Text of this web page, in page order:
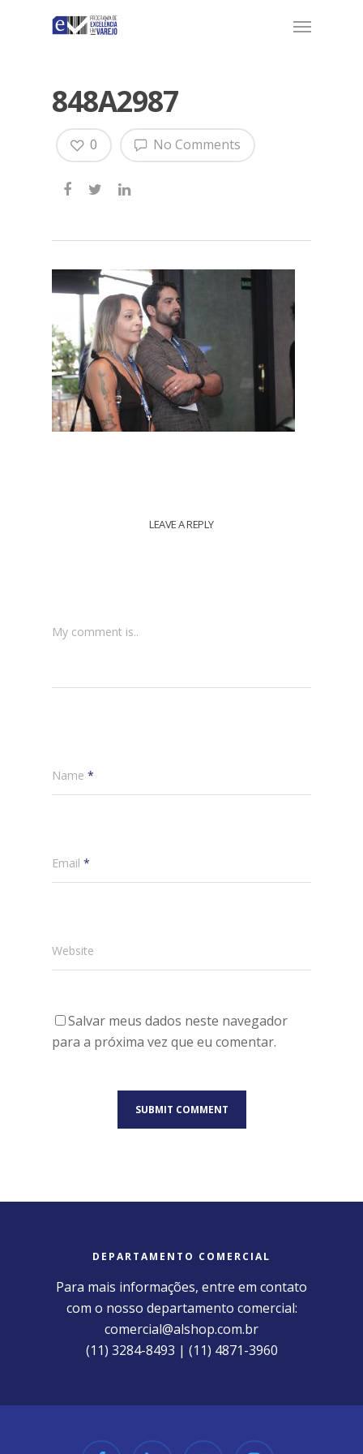
848A2987
No Comments
0
LEAVE A REPLY
My comment is..
Name *
Email *
Website
Salvar meus dados neste navegador
para a próxima vez que eu comentar.
DEPARTAMENTO COMERCIAL
Para mais informações, entre em contato
com o nosso departamento comercial:
comercial@alshop.com.br
(11) 3284-8493 | (11) 4871-3960